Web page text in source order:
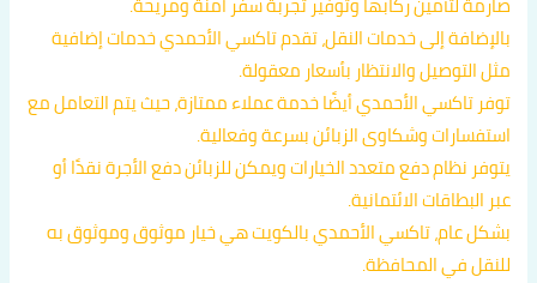
بالإضافة إلى خدمات النقل، تقدم تاكسي الأحمدي خدمات إضافية
مثل التوصيل والانتظار بأسعار معقولة.
توفر تاكسي الأحمدي أيضًا خدمة عملاء ممتازة، حيث يتم التعامل مع
استفسارات وشكاوى الزبائن بسرعة وفعالية.
يتوفر نظام دفع متعدد الخيارات ويمكن للزبائن دفع الأجرة نقدًا أو
عبر البطاقات الائتمانية.
بشكل عام، تاكسي الأحمدي بالكويت هي خيار موثوق وموثوق به
للنقل في المحافظة.